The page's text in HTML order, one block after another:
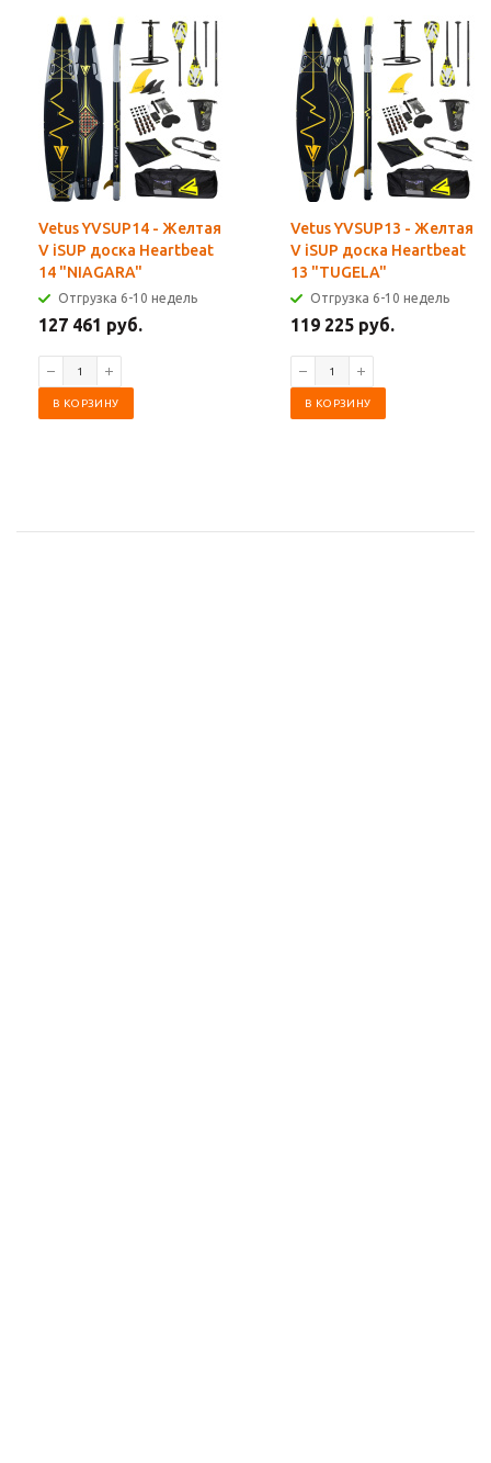
Vetus YVSUP14 - Желтая
V iSUP доска Heartbeat
14 "NIAGARA"
Отгрузка 6-10 недель
127 461 руб.
В КОРЗИНУ
Vetus YVSUP13 - Желтая
V iSUP доска Heartbeat
13 "TUGELA"
Отгрузка 6-10 недель
119 225 руб.
В КОРЗИНУ